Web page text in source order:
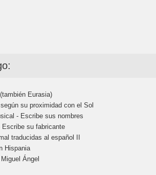
Eurasia)
su proximidad con el Sol
- Escribe sus nombres
Escribe su fabricante
traducidas al español II
Hispania
Ángel